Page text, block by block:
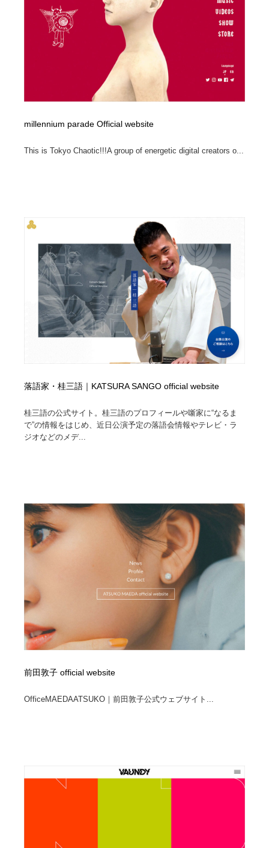
millennium parade Official website
This is Tokyo Chaotic!!!A group of energetic digital creators o...
落語家・桂三語｜KATSURA SANGO official website
桂三語の公式サイト。桂三語のプロフィールや噺家に“なるま
で”の情報をはじめ、近日公演予定の落語会情報やテレビ・ラ
ジオなどのメデ...
前田敦子 official website
OfficeMAEDAATSUKO｜前田敦子公式ウェブサイト...